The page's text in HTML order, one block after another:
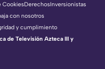
CookiesDerechosInversionistas
con nosotros
y cumplimiento
de Televisión Azteca III y